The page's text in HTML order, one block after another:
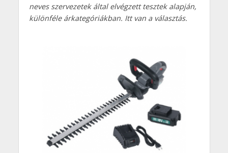
neves szervezetek által elvégzett tesztek alapján,
különféle árkategóriákban. Itt van a választás.